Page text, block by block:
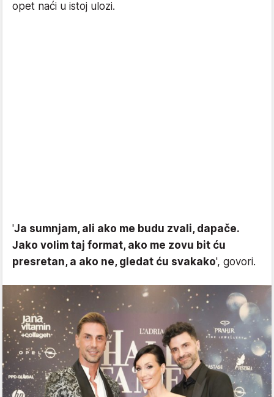
opet naći u istoj ulozi.
'Ja sumnjam, ali ako me budu zvali, dapače.
Jako volim taj format, ako me zovu bit ću
presretan, a ako ne, gledat ću svakako', govori.